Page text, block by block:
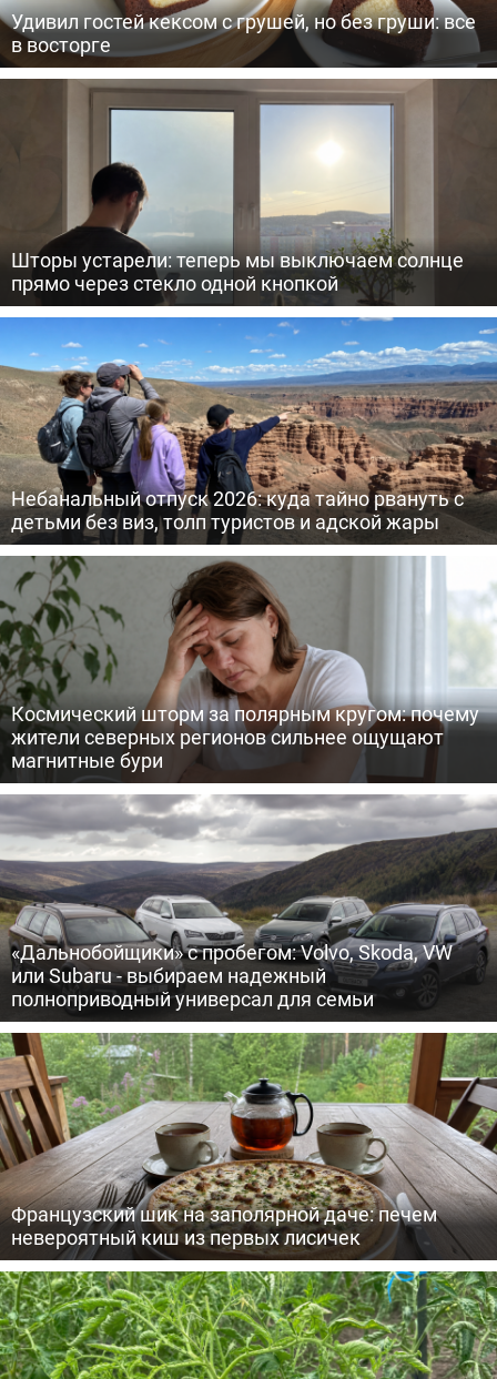
Удивил гостей кексом с грушей, но без груши: все
в восторге
Шторы устарели: теперь мы выключаем солнце
прямо через стекло одной кнопкой
Небанальный отпуск 2026: куда тайно рвануть с
детьми без виз, толп туристов и адской жары
Космический шторм за полярным кругом: почему
жители северных регионов сильнее ощущают
магнитные бури
«Дальнобойщики» с пробегом: Volvo, Skoda, VW
или Subaru - выбираем надежный
полноприводный универсал для семьи
Французский шик на заполярной даче: печем
невероятный киш из первых лисичек